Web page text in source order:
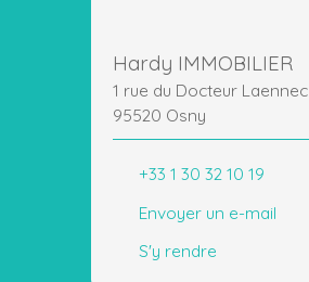
Hardy IMMOBILIER
1 rue du Docteur Laennec
95520 Osny
+33 1 30 32 10 19
Envoyer un e-mail
S'y rendre